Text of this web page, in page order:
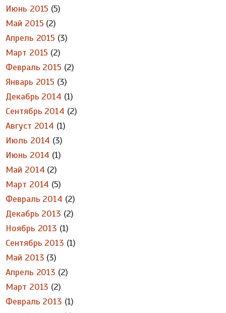
Июнь 2015 (5)
Май 2015 (2)
Апрель 2015 (3)
Март 2015 (2)
Февраль 2015 (2)
Январь 2015 (3)
Декабрь 2014 (1)
Сентябрь 2014 (2)
Август 2014 (1)
Июль 2014 (3)
Июнь 2014 (1)
Май 2014 (2)
Март 2014 (5)
Февраль 2014 (2)
Декабрь 2013 (2)
Ноябрь 2013 (1)
Сентябрь 2013 (1)
Май 2013 (3)
Апрель 2013 (2)
Март 2013 (2)
Февраль 2013 (1)